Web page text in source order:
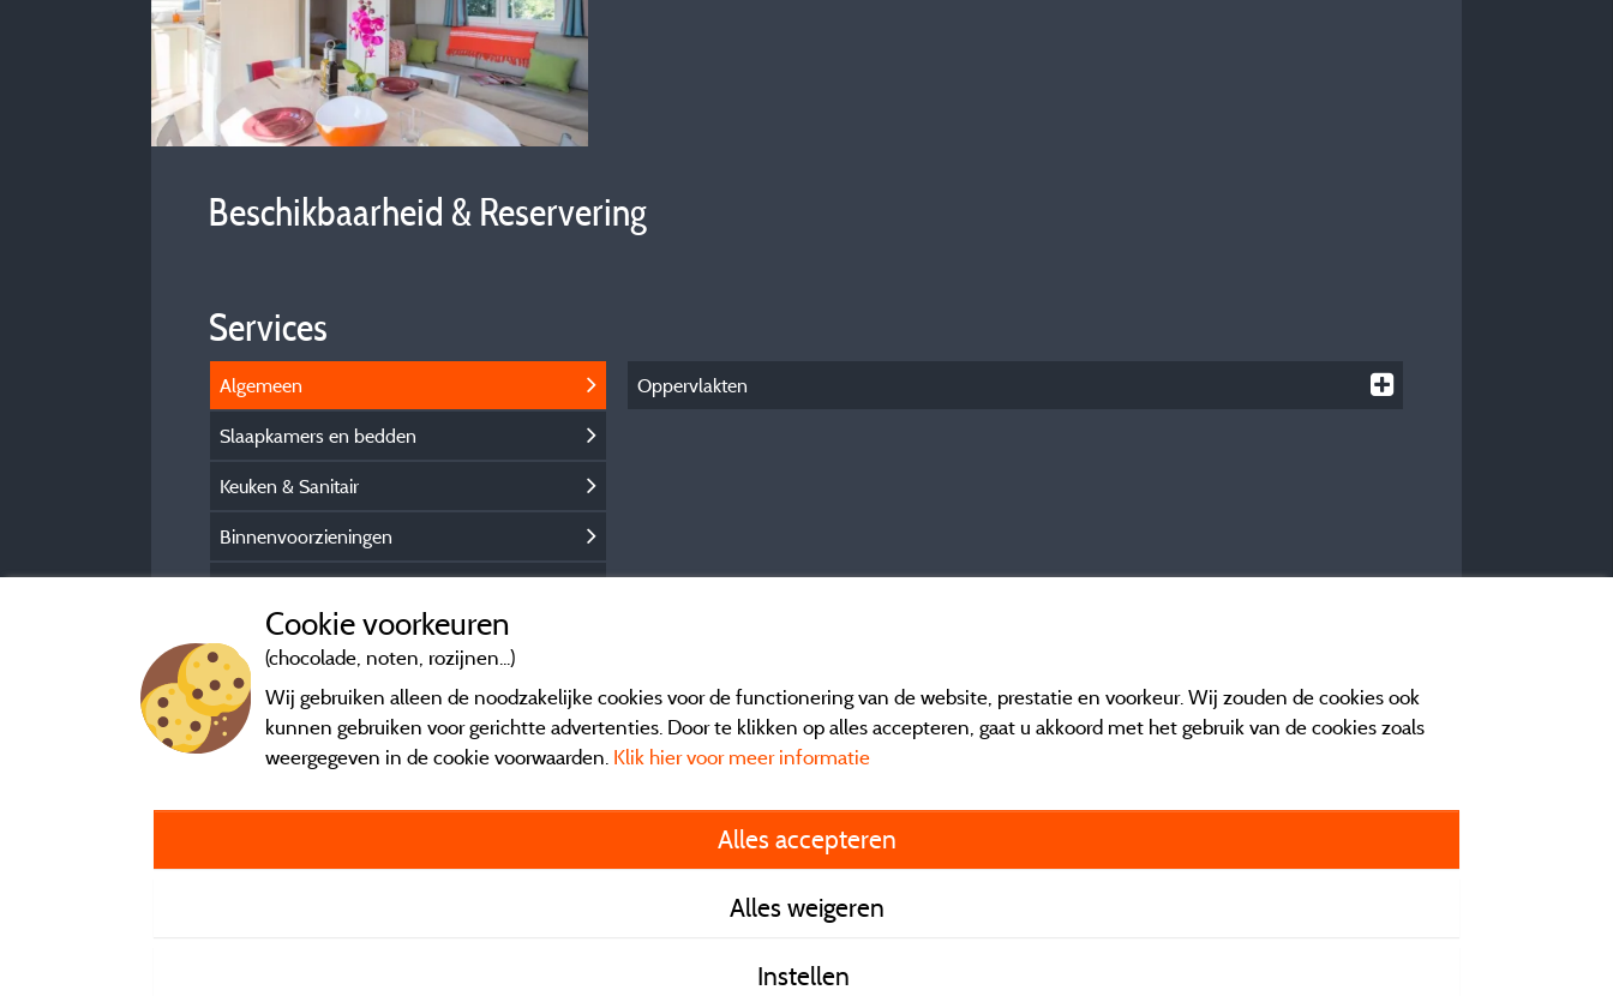
Beschikbaarheid & Reservering
Services
Algemeen
Slaapkamers en bedden
Keuken & Sanitair
Binnenvoorzieningen
Oppervlakten
Cookie voorkeuren
(chocolade, noten, rozijnen...)
Wij gebruiken alleen de noodzakelijke cookies voor de functionering van de website, prestatie en voorkeur. Wij zouden de cookies ook
kunnen gebruiken voor gerichtte advertenties. Door te klikken op alles accepteren, gaat u akkoord met het gebruik van de cookies zoals
weergegeven in de cookie voorwaarden. Klik hier voor meer informatie
Alles accepteren
Alles weigeren
Instellen